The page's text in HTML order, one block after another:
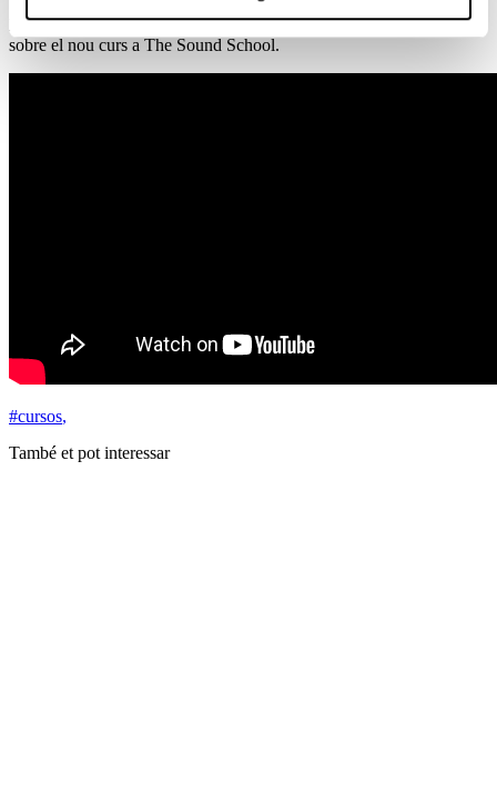
Data d’inici: setembre 2022.Descobreix més
sobre el nou curs a The Sound School.
#cursos,
També et pot interessar